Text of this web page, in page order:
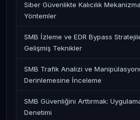
Siber Güvenlikte Kalıcılık
Yöntemler
SMB İzleme ve EDR Bypass
Gelişmiş Teknikler
SMB Trafik Analizi ve
Derinlemesine İnceleme
SMB Güvenliğini Arttırmak:
Denetimi